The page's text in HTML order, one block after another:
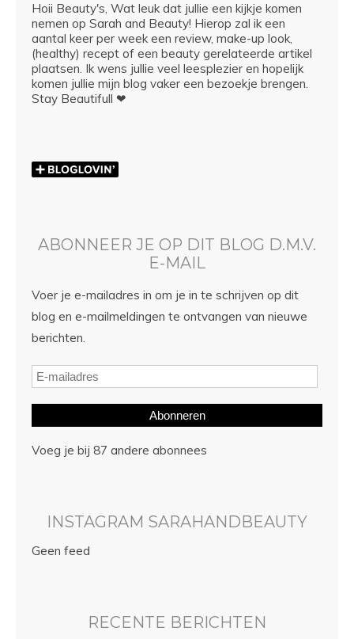
Hoii Beauty's, Wat leuk dat jullie een kijkje komen
nemen op Sarah and Beauty! Hierop zal ik een
aantal keer per week een review, make-up look,
(healthy) recept of een beauty gerelateerde artikel
plaatsen. Ik wens jullie veel leesplezier en hopelijk
komen jullie mijn blog vaker een bezoekje brengen.
Stay Beautifull ❤
ABONNEER JE OP DIT BLOG D.M.V.
E-MAIL
Voer je e-mailadres in om je in te schrijven op dit
blog en e-mailmeldingen te ontvangen van nieuwe
berichten.
Abonneren
Voeg je bij 87 andere abonnees
INSTAGRAM SARAHANDBEAUTY
Geen feed
RECENTE BERICHTEN